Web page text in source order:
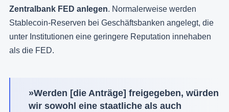
Zentralbank FED anlegen. Normalerweise werden
Stablecoin-Reserven bei Geschäftsbanken angelegt, die
unter Institutionen eine geringere Reputation innehaben
als die FED.
»Werden [die Anträge] freigegeben, würden
wir sowohl eine staatliche als auch